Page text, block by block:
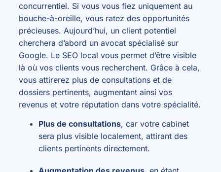
concurrentiel. Si vous vous fiez uniquement au
bouche-à-oreille, vous ratez des opportunités
précieuses. Aujourd’hui, un client potentiel
cherchera d’abord un avocat spécialisé sur
Google. Le SEO local vous permet d’être visible
là où vos clients vous recherchent. Grâce à cela,
vous attirerez plus de consultations et de
dossiers pertinents, augmentant ainsi vos
revenus et votre réputation dans votre spécialité.
Plus de consultations, car votre cabinet
sera plus visible localement, attirant des
clients pertinents directement.